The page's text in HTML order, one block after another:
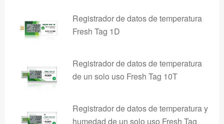
Registrador de datos de temperatura
Fresh Tag 1D
Registrador de datos de temperatura
de un solo uso Fresh Tag 10T
Registrador de datos de temperatura y
humedad de un solo uso Fresh Tag